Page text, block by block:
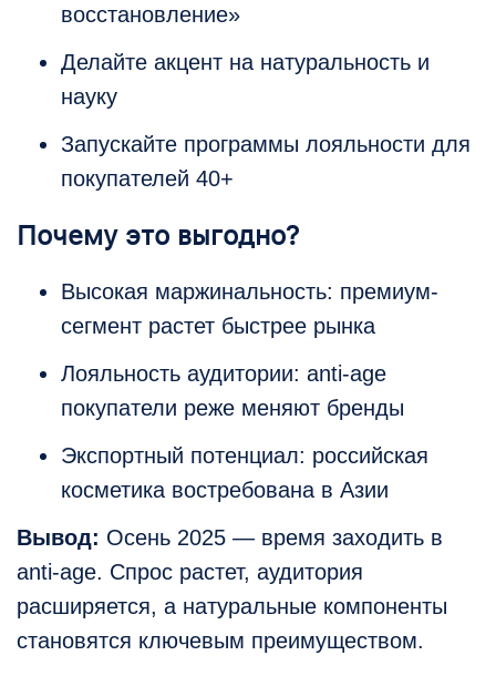
восстановление»
Делайте акцент на натуральность и
науку
Запускайте программы лояльности для
покупателей 40+
Почему это выгодно?
Высокая маржинальность: премиум-
сегмент растет быстрее рынка
Лояльность аудитории: anti-age
покупатели реже меняют бренды
Экспортный потенциал: российская
косметика востребована в Азии
Вывод: Осень 2025 — время заходить в
anti-age. Спрос растет, аудитория
расширяется, а натуральные компоненты
становятся ключевым преимуществом.